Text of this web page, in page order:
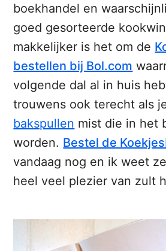
boekhandel en
goed gesorteerde
makkelijker is het om de
bestellen bij Bol.com
volgende dal al in huis
trouwens ook terecht als
bakspullen mist die in het
worden. Bestel de
vandaag nog en ik weet
heel veel plezier van zult